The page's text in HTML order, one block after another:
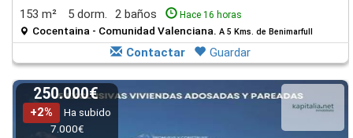
153 m²
5 dorm. 2 baños Hace 16 horas
Cocentaina - Comunidad Valenciana. A 5 Kms. de Benimarfull
Contactar Guardar
250.000€
+2%
Ha subido
7.000€